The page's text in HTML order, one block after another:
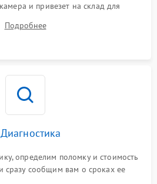
и привезет на склад для
Подробнее
определим поломку и стоимость
сразу сообщим вам о сроках ее